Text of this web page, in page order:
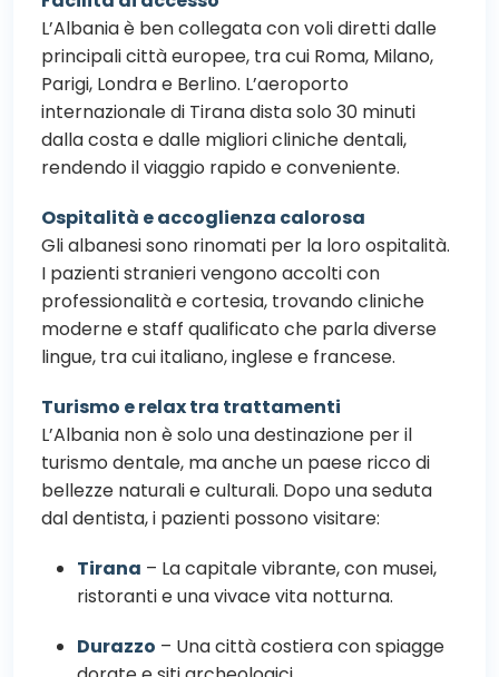
L’Albania è ben collegata con voli diretti dalle
principali città europee, tra cui Roma, Milano,
Parigi, Londra e Berlino. L’aeroporto
internazionale di Tirana dista solo 30 minuti
dalla costa e dalle migliori cliniche dentali,
rendendo il viaggio rapido e conveniente.
Ospitalità e accoglienza calorosa
Gli albanesi sono rinomati per la loro ospitalità.
I pazienti stranieri vengono accolti con
professionalità e cortesia, trovando cliniche
moderne e staff qualificato che parla diverse
lingue, tra cui italiano, inglese e francese.
Turismo e relax tra trattamenti
L’Albania non è solo una destinazione per il
turismo dentale, ma anche un paese ricco di
bellezze naturali e culturali. Dopo una seduta
dal dentista, i pazienti possono visitare:
Tirana – La capitale vibrante, con musei,
ristoranti e una vivace vita notturna.
Durazzo – Una città costiera con spiagge